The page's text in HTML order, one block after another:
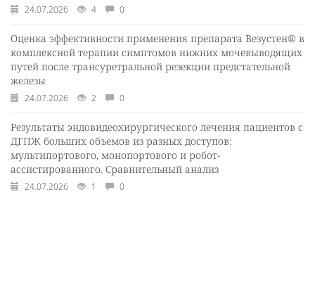
24.07.2026 4 0
Оценка эффективности применения препарата Везустен® в
комплексной терапии симптомов нижних мочевыводящих
путей после трансуретральной резекции предстательной
железы
24.07.2026 2 0
Результаты эндовидеохирургического лечения пациентов с
ДГПЖ больших объемов из разных доступов:
мультипортового, монопортового и робот-
ассистированного. Сравнительный анализ
24.07.2026 1 0